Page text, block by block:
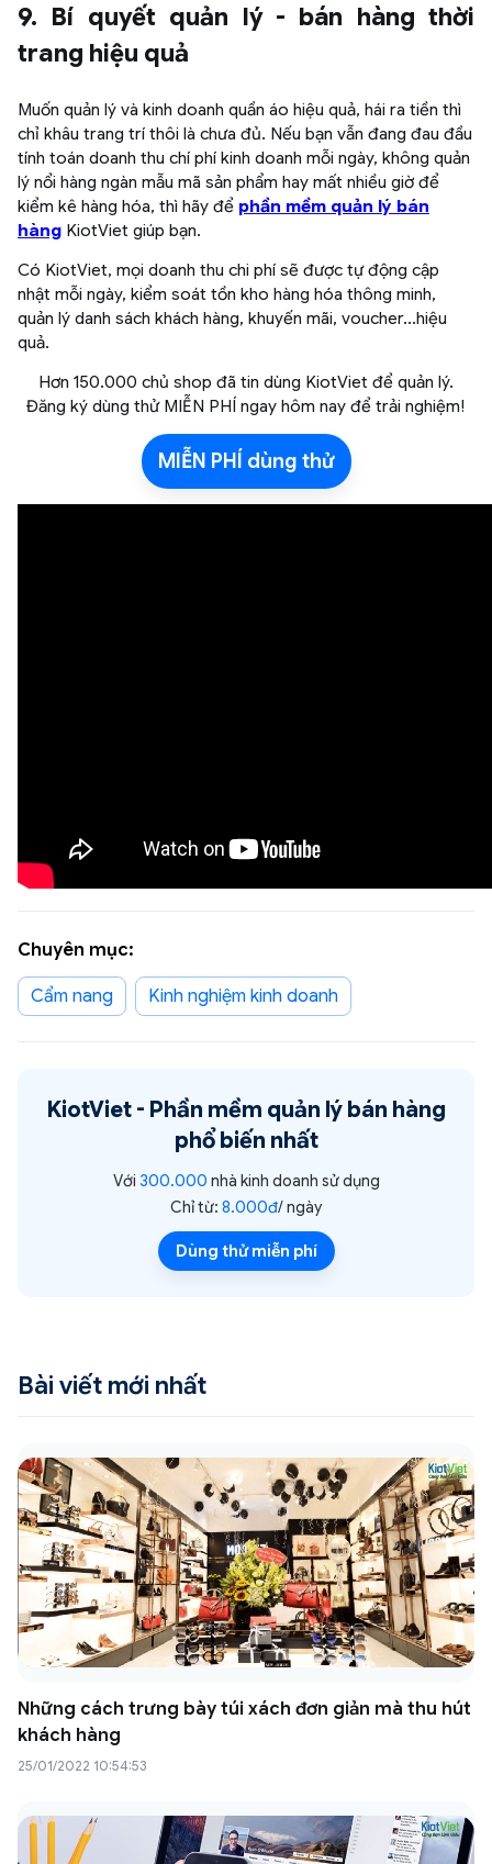
9. Bí quyết quản lý - bán hàng thời
trang hiệu quả
Muốn quản lý và kinh doanh quần áo hiệu quả, hái ra tiền thì
chỉ khâu trang trí thôi là chưa đủ. Nếu bạn vẫn đang đau đầu
tính toán doanh thu chí phí kinh doanh mỗi ngày, không quản
lý nổi hàng ngàn mẫu mã sản phẩm hay mất nhiều giờ để
kiểm kê hàng hóa, thì hãy để phần mềm quản lý bán
hàng KiotViet giúp bạn.
Có KiotViet, mọi doanh thu chi phí sẽ được tự động cập
nhật mỗi ngày, kiểm soát tồn kho hàng hóa thông minh,
quản lý danh sách khách hàng, khuyến mãi, voucher...hiệu
quả.
Hơn 150.000 chủ shop đã tin dùng KiotViet để quản lý.
Đăng ký dùng thử MIỄN PHÍ ngay hôm nay để trải nghiệm!
MIỄN PHÍ dùng thử
Chuyên mục:
Cẩm nang Kinh nghiệm kinh doanh
KiotViet - Phần mềm quản lý bán hàng
phổ biến nhất
Với 300.000 nhà kinh doanh sử dụng
Chỉ từ: 8.000đ/ ngày
Dùng thử miễn phí
Bài viết mới nhất
Những cách trưng bày túi xách đơn giản mà thu hút
khách hàng
25/01/2022 10:54:53